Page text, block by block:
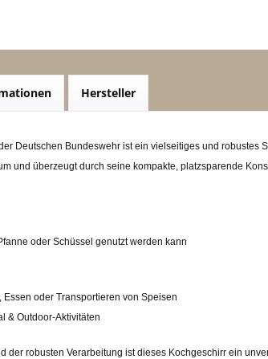
Hersteller
Deutschen Bundeswehr ist ein vielseitiges und robustes
und überzeugt durch seine kompakte, platzsparende
oder Schüssel genutzt werden kann
oder Transportieren von Speisen
& Outdoor-Aktivitäten
der robusten Verarbeitung ist dieses Kochgeschirr ein